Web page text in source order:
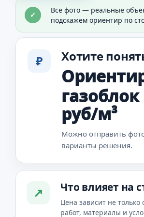
Видно материал, который
✓
Все фото — реальные
подскажем ориентир по
₽ Хотите
руб/м³
Можно отправить
варианты решения.
↗ Что влияет на
Цена зависит не
работ, материалы и